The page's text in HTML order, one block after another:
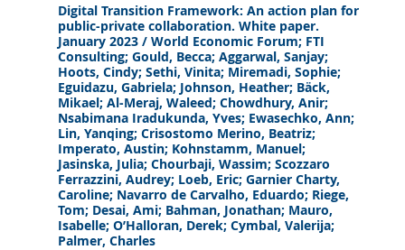
Digital Transition Framework: An action plan for
public-private collaboration. White paper.
January 2023/ World Economic Forum; FTI
Consulting; Gould, Becca; Aggarwal, Sanjay;
Hoots, Cindy; Sethi, Vinita; Miremadi, Sophie;
Eguidazu, Gabriela; Johnson, Heather; Bäck,
Mikael; Al-Meraj, Waleed; Chowdhury, Anir;
Nsabimana Iradukunda, Yves; Ewasechko, Ann;
Lin, Yanqing; Crisostomo Merino, Beatriz;
Imperato, Austin; Kohnstamm, Manuel;
Jasinska, Julia; Chourbaji, Wassim; Scozzaro
Ferrazzini, Audrey; Loeb, Eric; Garnier Charty,
Caroline; Navarro de Carvalho, Eduardo; Riege,
Tom; Desai, Ami; Bahman, Jonathan; Mauro,
Isabelle; O’Halloran, Derek; Cymbal, Valerija;
Palmer, Charles